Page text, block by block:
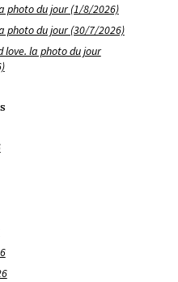
photo du jour (1/8/2026)
photo du jour (30/7/2026)
love. la photo du jour